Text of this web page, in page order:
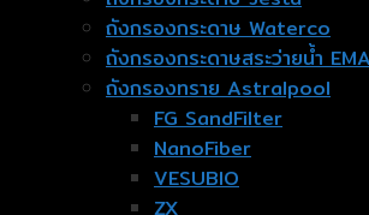
ถังกรองกระดาษ Waterco
ถังกรองกระดาษสระว่ายน้ำ
ถังกรองทราย Astralpool
FG SandFilter
NanoFiber
VESUBIO
ZX